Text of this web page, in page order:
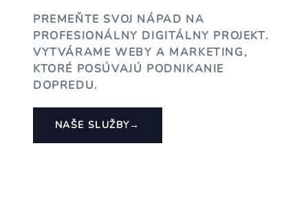
PREMEŇTE SVOJ NÁPAD NA
PROFESIONÁLNY DIGITÁLNY PROJEKT.
VYTVÁRAME WEBY A MARKETING,
KTORÉ POSÚVAJÚ PODNIKANIE
DOPREDU.
NAŠE SLUŽBY→